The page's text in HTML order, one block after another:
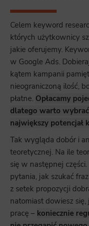
habits and demographic criteria. Also,
websites, profile the user, providing him or
appropriate.
Celem keyword
których użytkownicy
jakie oferujemy.
w Google Ads.
kątem kampanii
nieograniczoną ilość,
płatne. Opłacamy
dlatego warto
największy potencjał
Tak wygląda dobór i
teoretycznej. Na ile
się w następnej
pytania, jak szukać
z setek propozycji
natomiast dowiesz
pracę – koniecznie